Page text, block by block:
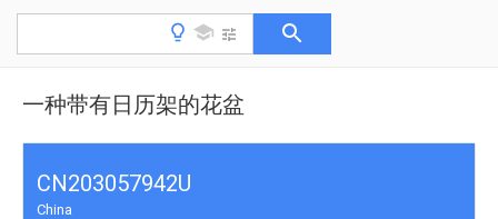
一种带有日历架的花盆
CN203057942U
China